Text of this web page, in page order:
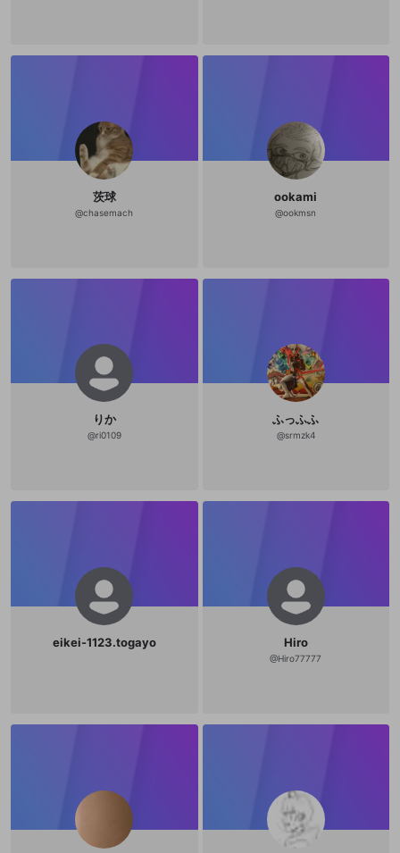
茨球
@chasemach
ookami
@ookmsn
りか
@ri0109
ふっふふ
@srmzk4
eikei-1123.togayo Hiro
@Hiro77777